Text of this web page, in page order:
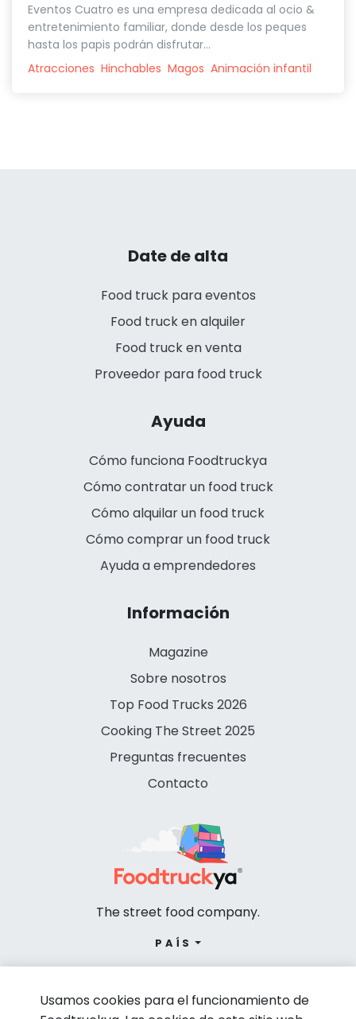
Eventos Cuatro es una empresa dedicada al ocio &
entretenimiento familiar, donde desde los peques
hasta los papis podrán disfrutar...
Atracciones Hinchables Magos Animación infantil
Date de alta
Food truck para eventos
Food truck en alquiler
Food truck en venta
Proveedor para food truck
Ayuda
Cómo funciona Foodtruckya
Cómo contratar un food truck
Cómo alquilar un food truck
Cómo comprar un food truck
Ayuda a emprendedores
Información
Magazine
Sobre nosotros
Top Food Trucks 2026
Cooking The Street 2025
Preguntas frecuentes
Contacto
The street food company.
PAÍS
Usamos cookies para el funcionamiento de